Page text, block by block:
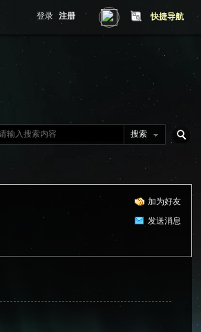
快捷导航
登录 注册
搜索
加为好友
发送消息